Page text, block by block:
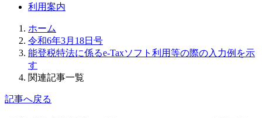
利用案内
ホーム
令和6年3月18日号
能登税特法に係るe-Taxソフト利用等の際の入力例を示
す
関連記事一覧
記事へ戻る